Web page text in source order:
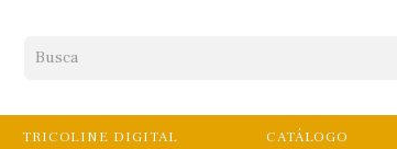
TRICOLINE DIGITAL CATÁLOGO